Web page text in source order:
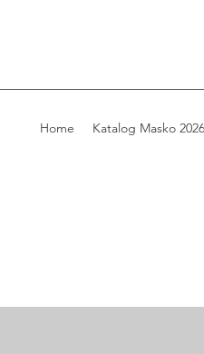
Home Katalog Masko 2026